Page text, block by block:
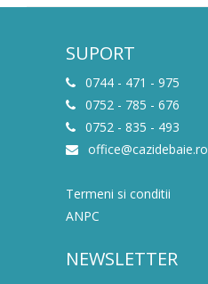
SUPORT
0744 - 471 - 975
0752 - 785 - 676
0752 - 835 - 493
office@cazidebaie.ro
Termeni si conditii
ANPC
NEWSLETTER